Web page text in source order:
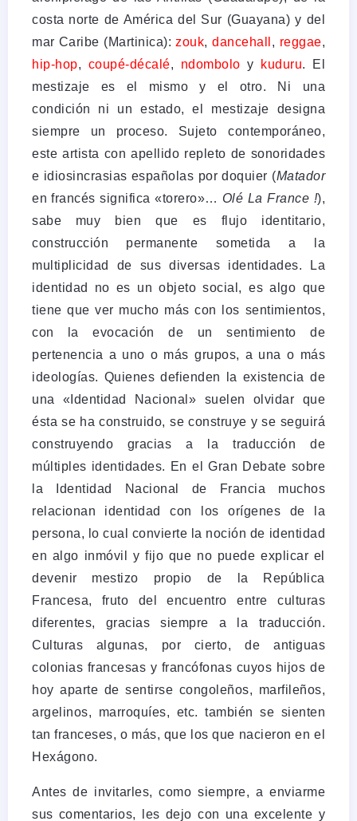
costa norte de América del Sur (Guayana) y del
mar Caribe (Martinica):zouk,dancehall , reggae,
hip-hop, coupé-décalé, ndombolo y kuduru. El
mestizaje es el mismo y el otro. Ni una
condición ni un estado, el mestizaje designa
siempre un proceso. Sujeto contemporáneo,
este artista con apellido repleto de sonoridades
e idiosincrasias españolas por doquier (Matador
en francés significa «torero»… Olé La France !),
sabe muy bien que es flujo identitario,
construcción permanente sometida a la
multiplicidad de sus diversas identidades. La
identidad no es un objeto social, es algo que
tiene que ver mucho más con los sentimientos,
con la evocación de un sentimiento de
pertenencia a uno o más grupos, a una o más
ideologías. Quienes defienden la existencia de
una «Identidad Nacional» suelen olvidar que
ésta se ha construido, se construye y se seguirá
construyendo gracias a la traducción de
múltiples identidades. En el Gran Debate sobre
la Identidad Nacional de Francia muchos
relacionan identidad con los orígenes de la
persona, lo cual convierte la noción de identidad
en algo inmóvil y fijo que no puede explicar el
devenir mestizo propio de la República
Francesa, fruto del encuentro entre culturas
diferentes, gracias siempre a la traducción.
Culturas algunas, por cierto, de antiguas
colonias francesas y francófonas cuyos hijos de
hoy aparte de sentirse congoleños, marfileños,
argelinos, marroquíes, etc. también se sienten
tan franceses, o más, que los que nacieron en el
Hexágono.
Antes de invitarles, como siempre, a enviarme
sus comentarios, les dejo con una excelente y